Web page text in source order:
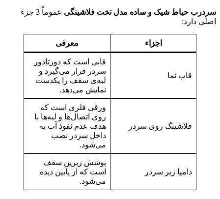
حیاط شیک و ساده مدل تخت فلاشینگی
عموماً 3 جزء
دارد:
اجزاء معرفی
قاب نما
قابی است که دورتادور
سردر قرار می‌گیرد و
لبه‌ی سقف را یکدست
نمایش می‌دهد.
فلاشینگ روی سردر
ورقی فلزی است که
روی اتصال‌ها و لبه‌ها با
هدف عدم نفوذ آب به
داخل سردر نصب
می‌شود.
دامپا زیر سردر
پوشش زیرین سقف
است که از پایین دیده
می‌شود.